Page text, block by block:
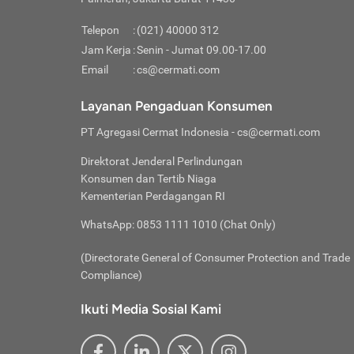
rendah
Jika
Kredit
Telepon :(021) 40000 312
Jam Kerja :Senin - Jumat 09.00-17.00
Email
:cs@cermati.com
Layanan Pengaduan Konsumen
PT Agregasi Cermat Indonesia - cs@cermati.com
Direktorat Jenderal Perlindungan
Konsumen dan Tertib Niaga
Kementerian Perdagangan RI
WhatsApp: 0853 1111 1010 (Chat Only)
(Directorate General of Consumer Protection and Trade
Compliance)
Ikuti Media Sosial Kami